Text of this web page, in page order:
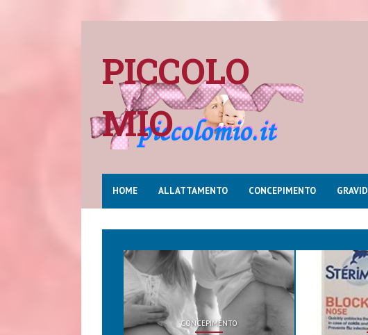
PICCOLO
MIO
HOME ALLATTAMENTO CONCEPIMENTO
CONCEPIMENTO